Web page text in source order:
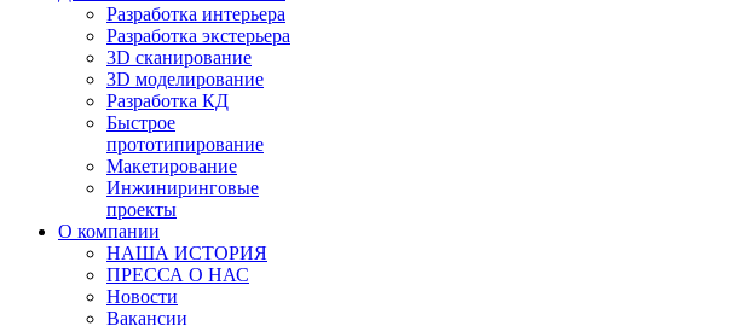
Разработка интерьера
Разработка экстерьера
3D сканирование
3D моделирование
Разработка КД
Быстрое
прототипирование
Макетирование
Инжиниринговые
проекты
О компании
НАША ИСТОРИЯ
ПРЕССА О НАС
Новости
Вакансии